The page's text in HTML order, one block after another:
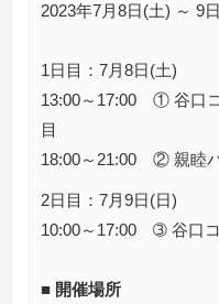
2023年7月8日(土) ～ 9
1日目：7月8日(土)
13:00～17:00 ① 谷口
目
18:00～21:00 ② 親睦
2日目：7月9日(日)
10:00～17:00 ➂ 谷口
■ 開催場所